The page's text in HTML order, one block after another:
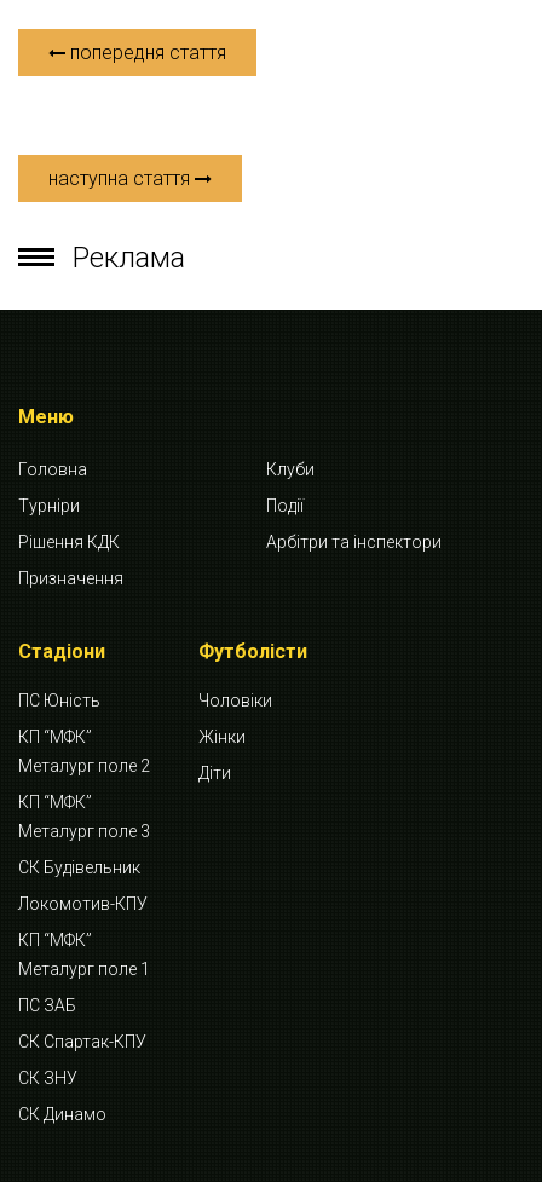
попередня стаття
наступна стаття
Реклама
Меню
Головна
Клуби
Турніри
Події
Рішення КДК
Арбітри та інспектори
Призначення
Стадіони
ПС Юність
КП “МФК”
Металург поле 2
КП “МФК”
Металург поле 3
СК Будівельник
Локомотив-КПУ
КП “МФК”
Металург поле 1
ПС ЗАБ
СК Спартак-КПУ
СК ЗНУ
СК Динамо
Футболісти
Чоловіки
Жінки
Діти